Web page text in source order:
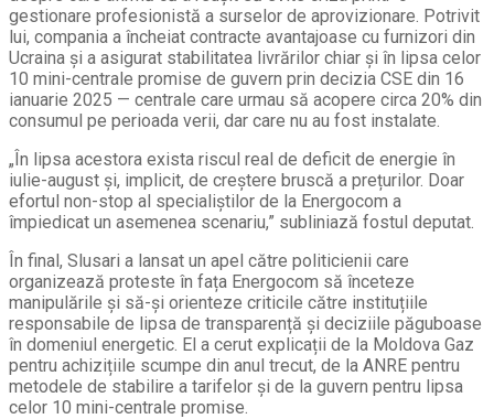
gestionare profesionistă a surselor de aprovizionare. Potrivit
lui, compania a încheiat contracte avantajoase cu furnizori din
Ucraina și a asigurat stabilitatea livrărilor chiar și în lipsa celor
10 mini-centrale promise de guvern prin decizia CSE din 16
ianuarie 2025 — centrale care urmau să acopere circa 20% din
consumul pe perioada verii, dar care nu au fost instalate.
„În lipsa acestora exista riscul real de deficit de energie în
iulie-august și, implicit, de creștere bruscă a prețurilor. Doar
efortul non-stop al specialiștilor de la Energocom a
împiedicat un asemenea scenariu,” subliniază fostul deputat.
În final, Slusari a lansat un apel către politicienii care
organizează proteste în fața Energocom să înceteze
manipulările și să-și orienteze criticile către instituțiile
responsabile de lipsa de transparență și deciziile păguboase
în domeniul energetic. El a cerut explicații de la Moldova Gaz
pentru achizițiile scumpe din anul trecut, de la ANRE pentru
metodele de stabilire a tarifelor și de la guvern pentru lipsa
celor 10 mini-centrale promise.